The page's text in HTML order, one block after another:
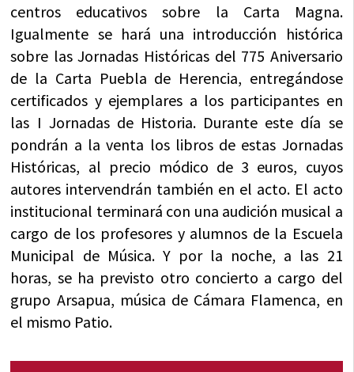
centros educativos sobre la Carta Magna.
Igualmente se hará una introducción histórica
sobre las Jornadas Históricas del 775 Aniversario
de la Carta Puebla de Herencia, entregándose
certificados y ejemplares a los participantes en
las I Jornadas de Historia. Durante este día se
pondrán a la venta los libros de estas Jornadas
Históricas, al precio módico de 3 euros, cuyos
autores intervendrán también en el acto. El acto
institucional terminará con una audición musical a
cargo de los profesores y alumnos de la Escuela
Municipal de Música. Y por la noche, a las 21
horas, se ha previsto otro concierto a cargo del
grupo Arsapua, música de Cámara Flamenca, en
el mismo Patio.